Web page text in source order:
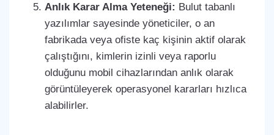
Anlık Karar Alma Yeteneği: Bulut tabanlı
yazılımlar sayesinde yöneticiler, o an
fabrikada veya ofiste kaç kişinin aktif olarak
çalıştığını, kimlerin izinli veya raporlu
olduğunu mobil cihazlarından anlık olarak
görüntüleyerek operasyonel kararları hızlıca
alabilirler.